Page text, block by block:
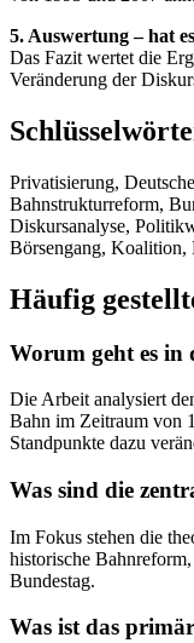
5. Auswertung – hat
Das Fazit wertet die
Veränderung der
Privatisierung,
Bahnstrukturreform,
Diskursanalyse,
Börsengang, Koalition,
Häufig
Worum geht es in
Die Arbeit analysiert
Bahn im Zeitraum von
Standpunkte dazu
Was sind die
Im Fokus stehen die
historische
Bundestag.
Was ist das